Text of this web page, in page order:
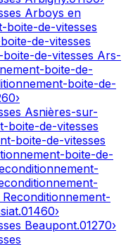
Arboys en
boite-de-vitesses
de-vitesses
de-vitesses Ars-
boite-de-
boite-de-
›
Asnières-sur-
boite-de-vitesses
boite-de-vitesses
boite-de-
Reconditionnement-
.01460›
Beaupont.01270›